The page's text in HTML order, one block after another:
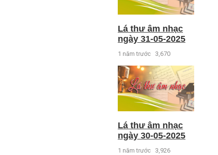
Lá thư âm nhạc
ngày 31-05-2025
1 năm trước 3,670
Lá thư âm nhạc
ngày 30-05-2025
1 năm trước 3,926